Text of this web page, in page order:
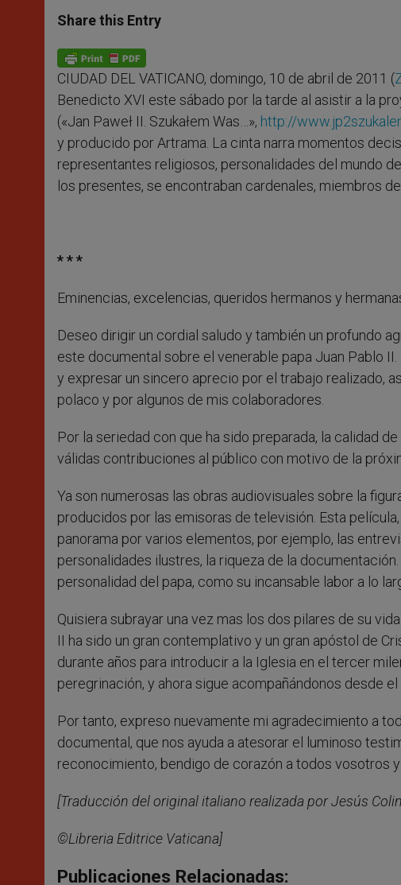
t
s
p
p
s
e
g
e
r
e
b
o
k
Share this Entry
CIUDAD DEL VATICANO, domingo, 10 de abril de 2011 (
Benedicto XVI este sábado por la tarde al asistir a la
(«Jan Paweł II. Szukałem Was…», http://
y producido por Artrama. La cinta narra momentos
representantes religiosos, personalidades del mundo
los presentes, se encontraban cardenales, miembros
* * *
Eminencias, excelencias, queridos hermanos y
Deseo dirigir un cordial saludo y también un profundo
este documental sobre el venerable papa Juan Pablo
y expresar un sincero aprecio por el trabajo realizado,
polaco y por algunos de mis colaboradores.
Por la seriedad con que ha sido preparada, la calidad
válidas contribuciones al público con motivo de la
Ya son numerosas las obras audiovisuales sobre la
producidos por las emisoras de televisión. Esta
panorama por varios elementos, por ejemplo, las
personalidades ilustres, la riqueza de la
personalidad del papa, como su incansable labor a lo
Quisiera subrayar una vez mas los dos pilares de su
II ha sido un gran contemplativo y un gran apóstol de
durante años para introducir a la Iglesia en el tercer
peregrinación, y ahora sigue acompañándonos desde el
Por tanto, expreso nuevamente mi agradecimiento a
documental, que nos ayuda a atesorar el luminoso
reconocimiento, bendigo de corazón a todos vosotros
[Traducción del original italiano realizada por Jesús
©Libreria Editrice Vaticana]
Publicaciones Relacionadas: